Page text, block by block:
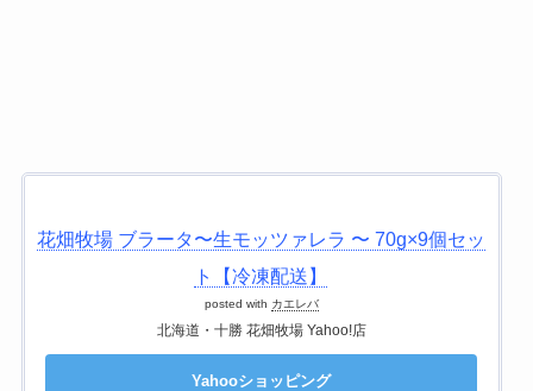
花畑牧場 ブラータ〜生モッツァレラ 〜 70g×9個セッ
ト【冷凍配送】
posted with カエレバ
北海道・十勝 花畑牧場 Yahoo!店
Yahooショッピング